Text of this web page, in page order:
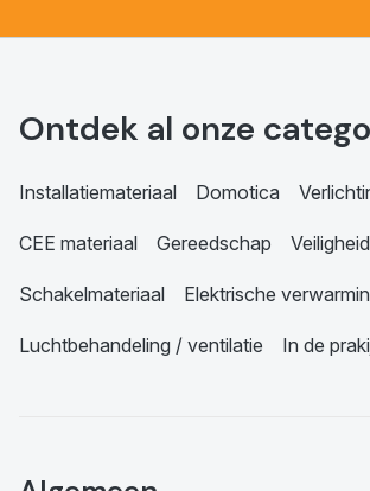
Ontdek al onze
Installatiemateriaal Domotica
CEE materiaal Gereedschap Veiligheid
Schakelmateriaal Elektrische
Luchtbehandeling / ventilatie In de